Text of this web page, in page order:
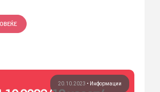
20.10.2023 • Информации